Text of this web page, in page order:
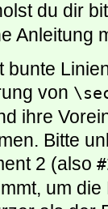
du dir
Anleitung
bunte
von
ihre
Bitte
2 (also
um